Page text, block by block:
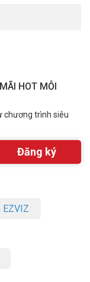
HOT MỖI
chương trình siêu
EZVIZ